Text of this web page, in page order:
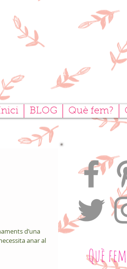
artesanal
BLOG Què fem?
d’una
anar al
Què